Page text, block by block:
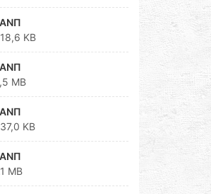
KB
MB
KB
MB